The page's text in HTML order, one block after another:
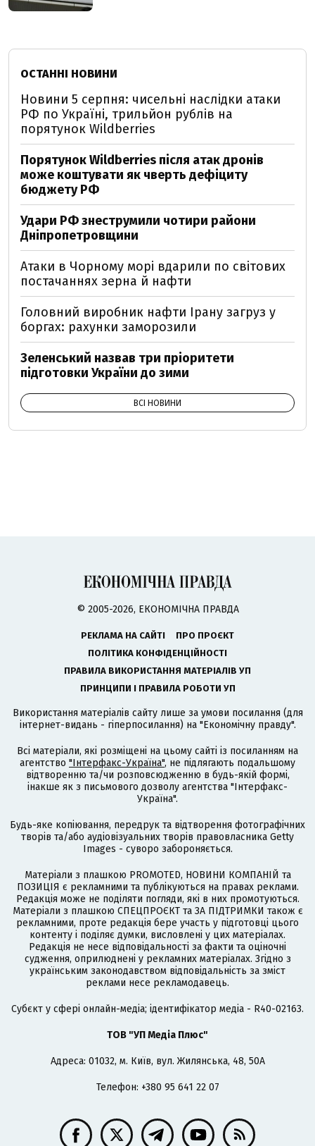
ОСТАННІ НОВИНИ
Новини 5 серпня: чисельні наслідки атаки
РФ по Україні, трильйон рублів на
порятунок Wildberries
Порятунок Wildberries після атак дронів
може коштувати як чверть дефіциту
бюджету РФ
Удари РФ знеструмили чотири райони
Дніпропетровщини
Атаки в Чорному морі вдарили по світових
постачаннях зерна й нафти
Головний виробник нафти Ірану загруз у
боргах: рахунки заморозили
Зеленський назвав три пріоритети
підготовки України до зими
ВСІ НОВИНИ
© 2005-2026, ЕКОНОМІЧНА ПРАВДА
РЕКЛАМА НА САЙТІ
ПРО ПРОЄКТ
ПОЛІТИКА КОНФІДЕНЦІЙНОСТІ
ПРАВИЛА ВИКОРИСТАННЯ МАТЕРІАЛІВ УП
ПРИНЦИПИ І ПРАВИЛА РОБОТИ УП
Використання матеріалів сайту лише за умови посилання (для
інтернет-видань - гіперпосилання) на "Економічну правду".
Всі матеріали, які розміщені на цьому сайті із посиланням на
агентство "Інтерфакс-Україна", не підлягають подальшому
відтворенню та/чи розповсюдженню в будь-якій формі,
інакше як з письмового дозволу агентства "Інтерфакс-
Україна".
Будь-яке копіювання, передрук та відтворення фотографічних
творів та/або аудіовізуальних творів правовласника Getty
Images - суворо забороняється.
Матеріали з плашкою PROMOTED, НОВИНИ КОМПАНІЙ та
ПОЗИЦІЯ є рекламними та публікуються на правах реклами.
Редакція може не поділяти погляди, які в них промотуються.
Матеріали з плашкою СПЕЦПРОЄКТ та ЗА ПІДТРИМКИ також є
рекламними, проте редакція бере участь у підготовці цього
контенту і поділяє думки, висловлені у цих матеріалах.
Редакція не несе відповідальності за факти та оціночні
судження, оприлюднені у рекламних матеріалах. Згідно з
українським законодавством відповідальність за зміст
реклами несе рекламодавець.
Cубєкт у сфері онлайн-медіа; ідентифікатор медіа - R40-02163.
ТОВ "УП Медіа Плюс"
Адреса: 01032, м. Київ, вул. Жилянська, 48, 50А
Телефон: +380 95 641 22 07